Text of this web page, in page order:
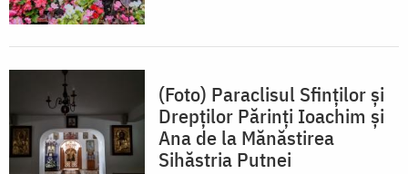
(Foto) Paraclisul Sfinților și
Drepților Părinți Ioachim și
Ana de la Mănăstirea
Sihăstria Putnei